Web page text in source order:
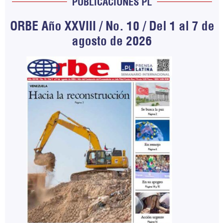
ORBE Año XXVIII / No. 10 / Del 1 al 7 de
agosto de 2026